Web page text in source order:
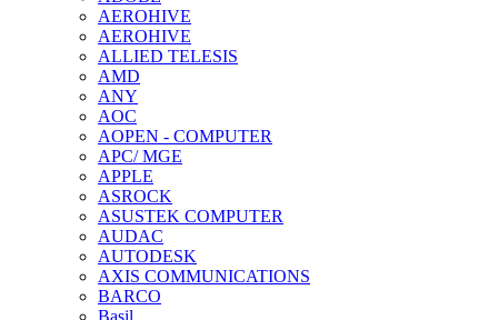
AEROHIVE
AEROHIVE
ALLIED TELESIS
AMD
ANY
AOC
AOPEN - COMPUTER
APC/ MGE
APPLE
ASROCK
ASUSTEK COMPUTER
AUDAC
AUTODESK
AXIS COMMUNICATIONS
BARCO
Basil